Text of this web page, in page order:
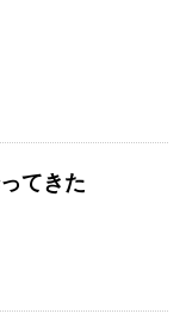
てきた